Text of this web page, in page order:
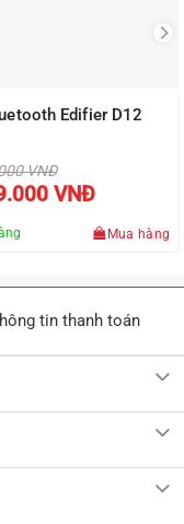
Edifier D12
VNĐ
Giá
gốc
là:
VNĐ
là:
1.899.000
Mua hàng
tin thanh toán